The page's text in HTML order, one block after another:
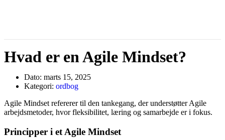
Hvad er en Agile Mindset?
Dato: marts 15, 2025
Kategori: ordbog
Agile Mindset refererer til den tankegang, der understøtter Agile
arbejdsmetoder, hvor fleksibilitet, læring og samarbejde er i fokus.
Principper i et Agile Mindset